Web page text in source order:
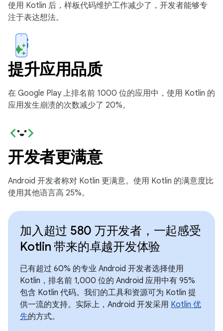
使用 Kotlin 后，样板代码维护工作减少了，开发者能够专
注于表达想法。
提升应用品质
在 Google Play 上排名前 1000 位的应用中，使用 Kotlin 的
应用发生崩溃的次数减少了 20%。
开发者更满意
Android 开发者称对 Kotlin 更满意。使用 Kotlin 的满意度比
使用其他语言高 25%。
加入超过 580 万开发者，一起感受
Kotlin 带来的卓越开发体验
已有超过 60% 的专业 Android 开发者选择使用
Kotlin，排名前 1,000 位的 Android 应用中有 95%
包含 Kotlin 代码。我们的工具和资源可为 Kotlin 提
供一流的支持。实际上，Android 开发采用 Kotlin 优
先的方式。